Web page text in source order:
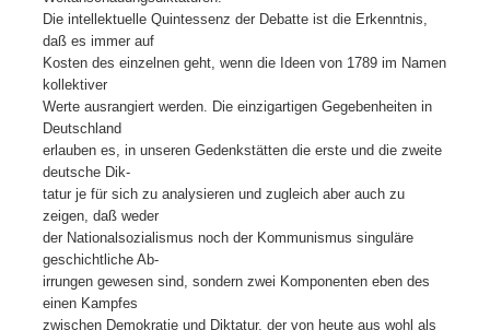
Die intellektuelle Quintessenz der Debatte ist die Erkenntnis,
daß es immer auf
Kosten des einzelnen geht, wenn die Ideen von 1789 im Namen
kollektiver
Werte ausrangiert werden. Die einzigartigen Gegebenheiten in
Deutschland
erlauben es, in unseren Gedenkstätten die erste und die zweite
deutsche Dik-
tatur je für sich zu analysieren und zugleich aber auch zu
zeigen, daß weder
der Nationalsozialismus noch der Kommunismus singuläre
geschichtliche Ab-
irrungen gewesen sind, sondern zwei Komponenten eben des
einen Kampfes
zwischen Demokratie und Diktatur, der von heute aus wohl als